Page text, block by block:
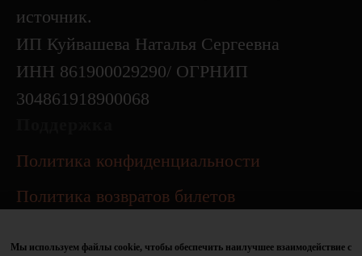
источник.
ИП Куйвашева Наталья Сергеевна
ИНН 861900029290/ ОГРНИП
304861918900068
Политика конфиденциальности
Политика возвратов билетов
Мы используем файлы cookie, чтобы обеспечить наилучшее взаимодействие с